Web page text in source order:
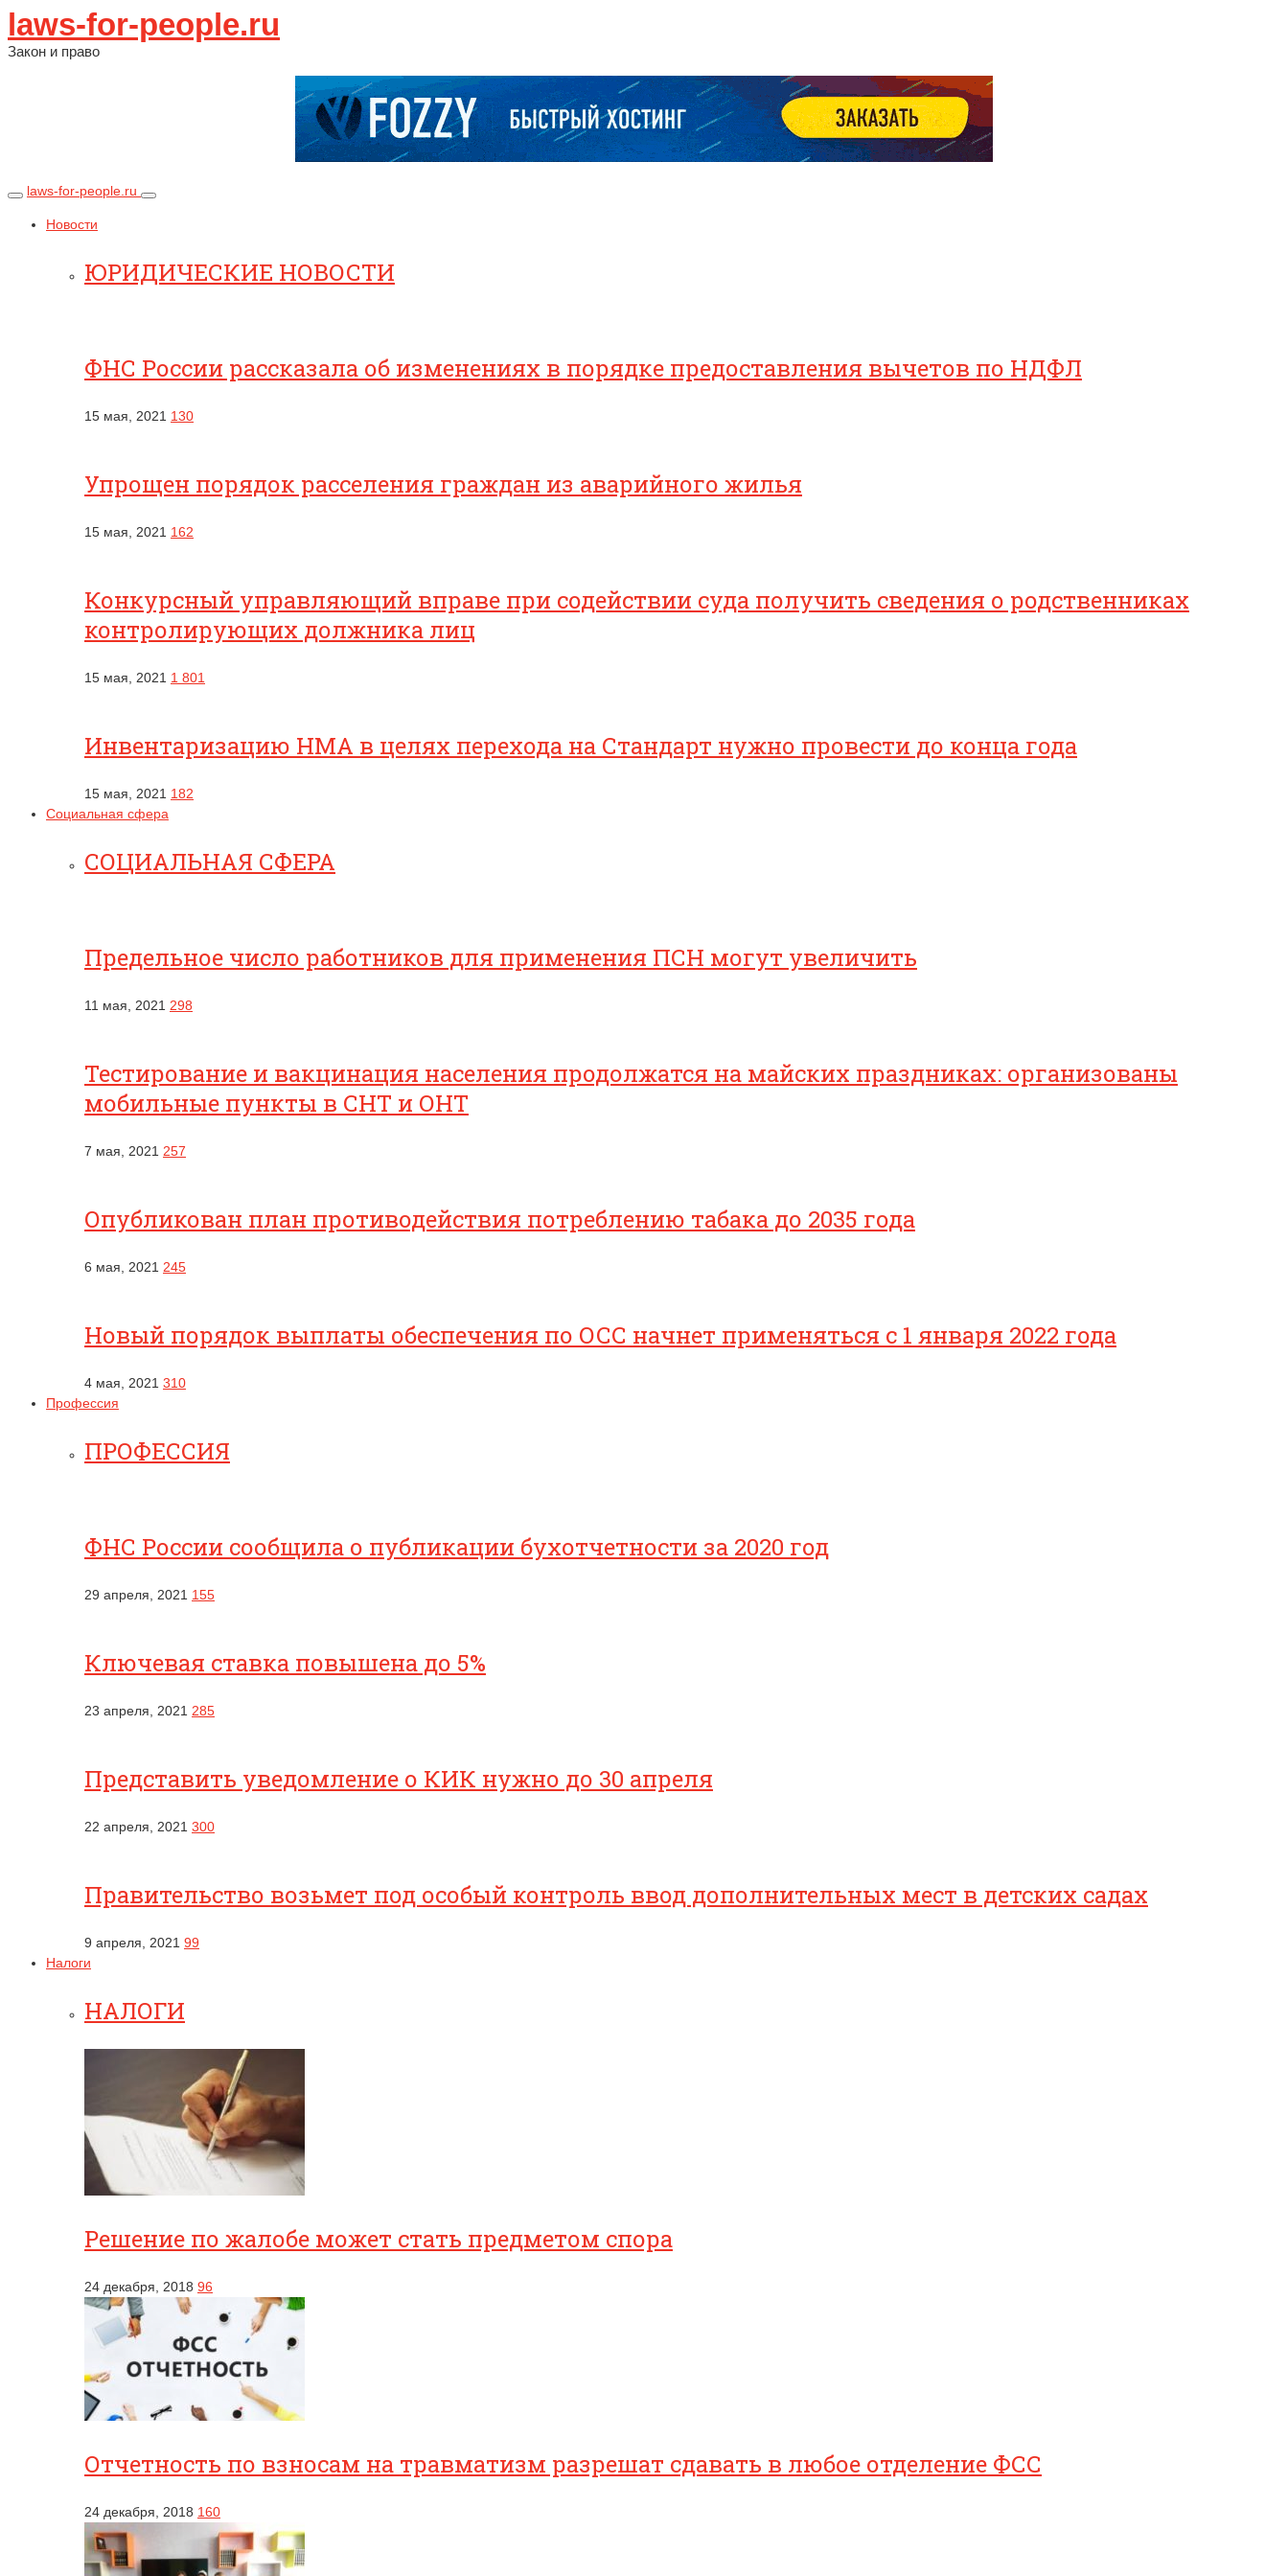
laws-for-people.ru
Закон и право
laws-for-people.ru
Новости
ЮРИДИЧЕСКИЕ НОВОСТИ
ФНС России рассказала об изменениях в порядке предоставления вычетов по НДФЛ
15 мая, 2021 130
Упрощен порядок расселения граждан из аварийного жилья
15 мая, 2021 162
Конкурсный управляющий вправе при содействии суда получить сведения о родственниках
контролирующих должника лиц
15 мая, 2021 1 801
Инвентаризацию НМА в целях перехода на Стандарт нужно провести до конца года
15 мая, 2021 182
Социальная сфера
СОЦИАЛЬНАЯ СФЕРА
Предельное число работников для применения ПСН могут увеличить
11 мая, 2021 298
Тестирование и вакцинация населения продолжатся на майских праздниках: организованы
мобильные пункты в СНТ и ОНТ
7 мая, 2021 257
Опубликован план противодействия потреблению табака до 2035 года
6 мая, 2021 245
Новый порядок выплаты обеспечения по ОСС начнет применяться с 1 января 2022 года
4 мая, 2021 310
Профессия
ПРОФЕССИЯ
ФНС России сообщила о публикации бухотчетности за 2020 год
29 апреля, 2021 155
Ключевая ставка повышена до 5%
23 апреля, 2021 285
Представить уведомление о КИК нужно до 30 апреля
22 апреля, 2021 300
Правительство возьмет под особый контроль ввод дополнительных мест в детских садах
9 апреля, 2021 99
Налоги
НАЛОГИ
Решение по жалобе может стать предметом спора
24 декабря, 2018 96
Отчетность по взносам на травматизм разрешат сдавать в любое отделение ФСС
24 декабря, 2018 160